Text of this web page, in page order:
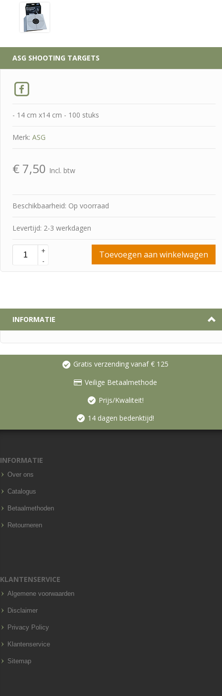
ASG SHOOTING TARGETS
- 14 cm x14 cm - 100 stuks
Merk: ASG
€ 7,50 Incl. btw
Beschikbaarheid: Op voorraad
Levertijd: 2-3 werkdagen
+
-
Toevoegen aan winkelwagen
INFORMATIE
Gratis verzending vanaf € 125
Veilige Betaalmethode
Prijs/Kwaliteit!
14 dagen bedenktijd!
INFORMATIE
Over ons
Catalogus
Betaalmethoden
Retourneren
KLANTENSERVICE
Algemene voorwaarden
Disclaimer
Privacy Policy
Klantenservice
Sitemap